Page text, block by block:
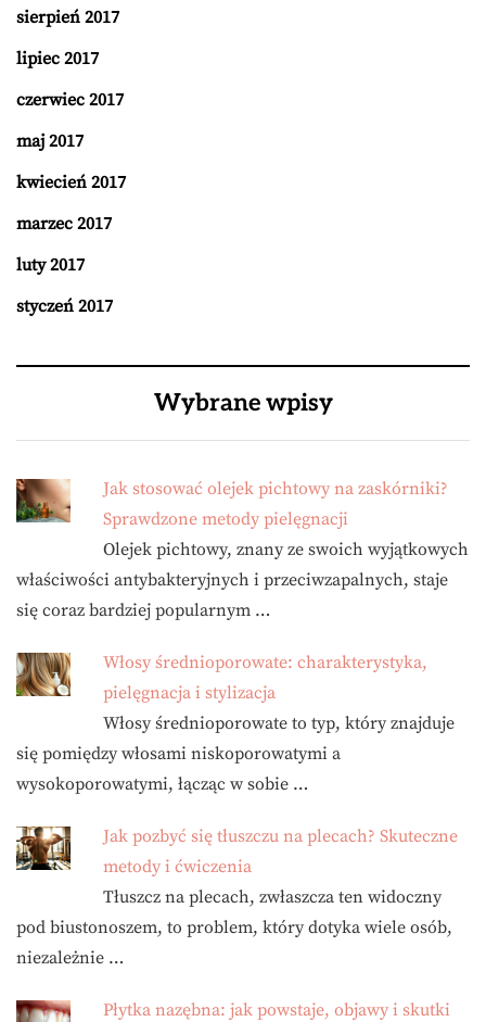
sierpień 2017
lipiec 2017
czerwiec 2017
maj 2017
kwiecień 2017
marzec 2017
luty 2017
styczeń 2017
Wybrane wpisy
Jak stosować olejek pichtowy na zaskórniki?
Sprawdzone metody pielęgnacji
Olejek pichtowy, znany ze swoich wyjątkowych
właściwości antybakteryjnych i przeciwzapalnych, staje
się coraz bardziej popularnym …
Włosy średnioporowate: charakterystyka,
pielęgnacja i stylizacja
Włosy średnioporowate to typ, który znajduje
się pomiędzy włosami niskoporowatymi a
wysokoporowatymi, łącząc w sobie …
Jak pozbyć się tłuszczu na plecach? Skuteczne
metody i ćwiczenia
Tłuszcz na plecach, zwłaszcza ten widoczny
pod biustonoszem, to problem, który dotyka wiele osób,
niezależnie …
Płytka nazębna: jak powstaje, objawy i skutki